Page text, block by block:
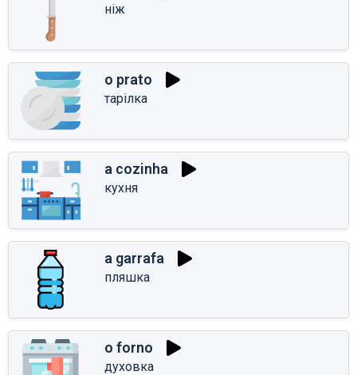
ніж
o prato
тарілка
a cozinha
кухня
a garrafa
пляшка
o forno
духовка